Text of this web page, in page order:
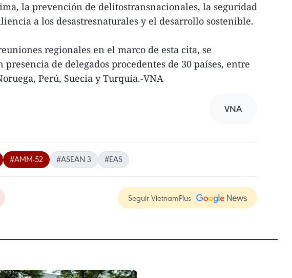
la prevención de delitostransnacionales, la seguridad
a los desastresnaturales y el desarrollo sostenible.
regionales en el marco de esta cita, se
de delegados procedentes de 30 países, entre
Perú, Suecia y Turquía.-VNA
VNA
#AMM-52 #ASEAN 3 #EAS
Seguir VietnamPlus